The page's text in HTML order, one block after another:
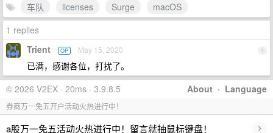
车队
licenses Surge
macOS
1 replies
1
Trient OP May 15, 2020
已满，感谢各位，打扰了。
About · Language
© 2026 V2EX · 20ms · 3.9.8.5
券商万一免五开户活动火热进行中！
a股万一免五活动火热进行中！留言就抽鼠标键盘！ ›